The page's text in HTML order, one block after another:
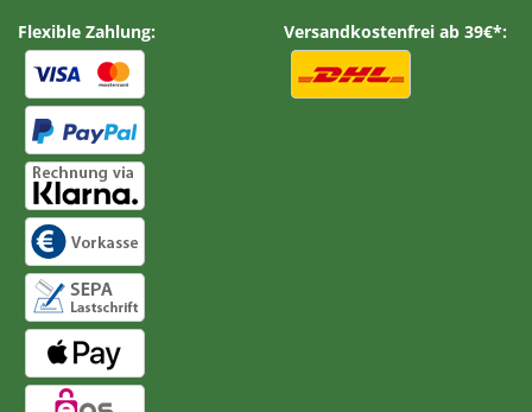
Flexible Zahlung: Versandkostenfrei ab 39€*: